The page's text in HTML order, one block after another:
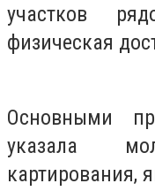
участков
физическая
Основными
указала
картирования,